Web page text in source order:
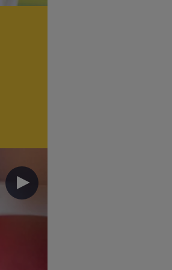
►